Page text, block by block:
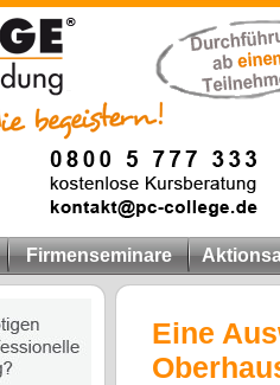
Firmenseminare
Eine